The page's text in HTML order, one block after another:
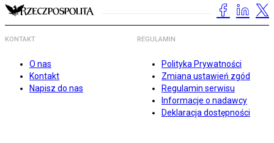
KONTAKT
O nas
Kontakt
Napisz do nas
REGULAMIN
Polityka Prywatności
Zmiana ustawień zgód
Regulamin serwisu
Informacje o nadawcy
Deklaracja dostępności